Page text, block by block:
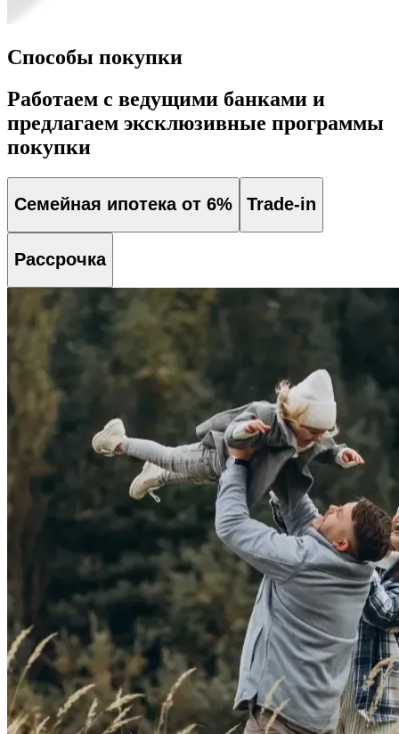
Способы покупки
Работаем с ведущими банками и
предлагаем эксклюзивные программы
покупки
Семейная ипотека от 6% Trade-in
Рассрочка